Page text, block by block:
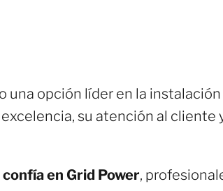
una opción líder en la
su atención al cliente
confía en Grid Power,